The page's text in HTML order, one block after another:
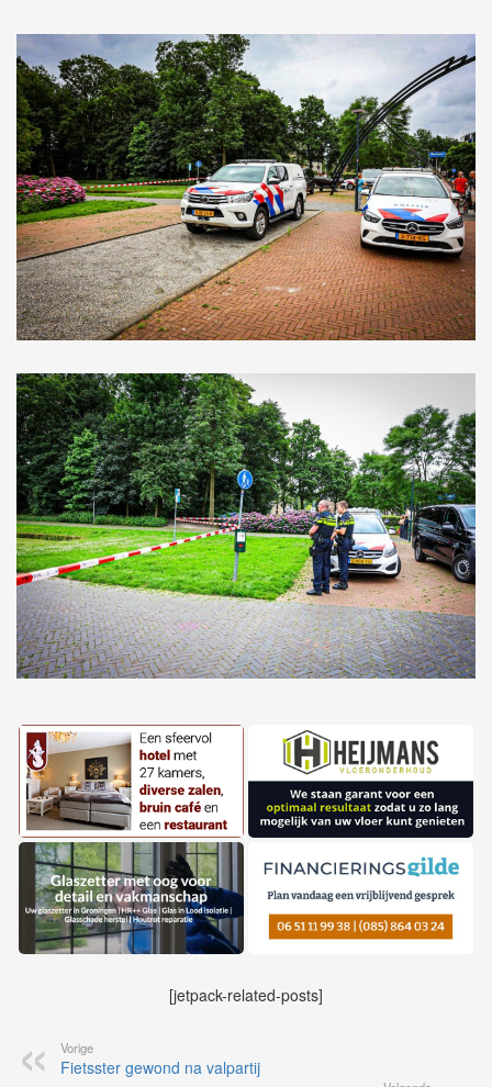
[jetpack-related-posts]
Vorige
Fietsster gewond na valpartij